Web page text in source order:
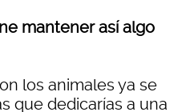
mantener así algo
los animales ya se
que dedicarías a una